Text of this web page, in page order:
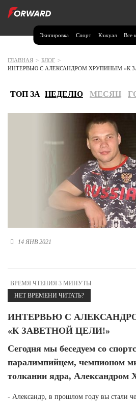
Экипировка Спорт Кэжуал Все
Москва и МО
Калининградская область (1)
Красноярский край (5)
Курская область (1)
Республика Крым (1)
Республика Татарстан (2)
Санкт-Петербург и ЛО (3)
Саратовская область (1)
Свердловская область (5)
Северная Осетия (2)
Смоленская область (1)
ГЛАВНАЯ > БЛОГ >
ИНТЕРВЬЮ С АЛЕКСАНДРОМ ХРУПИНЫМ «К
ТОП ЗА НЕДЕЛЮ МЕСЯЦ
14 ЯНВ 2021
ВРЕМЯ ЧТЕНИЯ 3 МИНУТЫ
НЕТ ВРЕМЕНИ ЧИТАТЬ?
ИНТЕРВЬЮ С
«К ЗАВЕТНОЙ ЦЕЛИ!»
Сегодня мы беседуем со
паралимпийцем, чемпионом
толкании ядра, Александром
- Александр, в прошлом году вы стали